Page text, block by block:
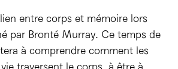
entre corps et mémoire lors
par Bronté Murray. Ce temps de
à comprendre comment les